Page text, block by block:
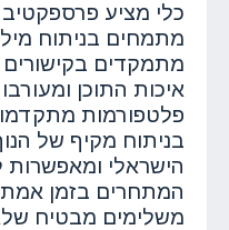
כלי מציע
מתמחים בניתוח
מתמקדים בקישורים
איכות התוכן
פלטפורמות
בניתוח מקיף של
הישראלי ומאפשרות
המתחרים בזמן
משלימים מבטיח